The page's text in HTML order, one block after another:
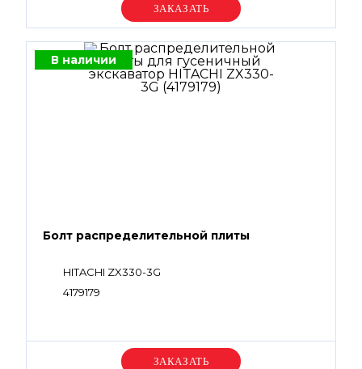
Уточняйте цену
В наличии
Болт распределительной плиты
HITACHI ZX330-3G
4179179
Уточняйте цену